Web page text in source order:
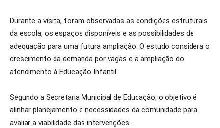
Durante a visita, foram observadas as condições estruturais
da escola, os espaços disponíveis e as possibilidades de
adequação para uma futura ampliação. O estudo considera o
crescimento da demanda por vagas e a ampliação do
atendimento à Educação Infantil.
Segundo a Secretaria Municipal de Educação, o objetivo é
alinhar planejamento e necessidades da comunidade para
avaliar a viabilidade das intervenções.